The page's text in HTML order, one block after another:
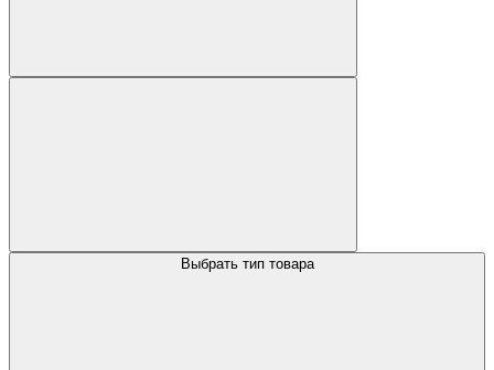
Выбрать тип товара